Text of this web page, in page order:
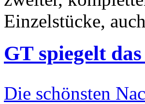
Einzelstücke,
GT spiegelt
Die schönsten